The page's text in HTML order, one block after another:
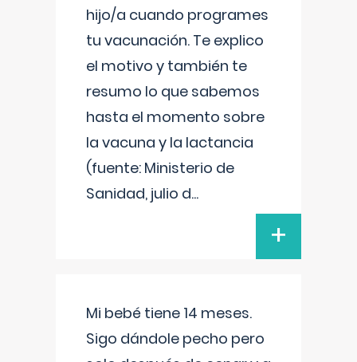
hijo/a cuando programes
tu vacunación. Te explico
el motivo y también te
resumo lo que sabemos
hasta el momento sobre
la vacuna y la lactancia
(fuente: Ministerio de
Sanidad, julio d...
+
Mi bebé tiene 14 meses.
Sigo dándole pecho pero